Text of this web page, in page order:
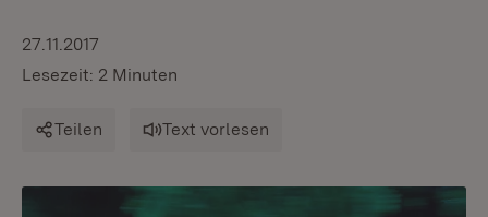
27.11.2017
Lesezeit: 2 Minuten
Teilen Text vorlesen